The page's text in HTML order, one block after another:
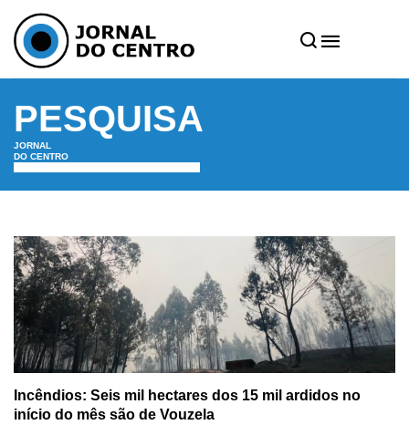
PESQUISA
JORNAL
DO CENTRO
Incêndios: Seis mil hectares dos 15 mil ardidos no
início do mês são de Vouzela